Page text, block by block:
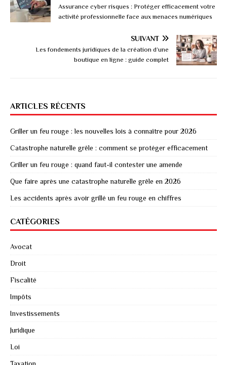
Assurance cyber risques : Protéger efficacement votre
activité professionnelle face aux menaces numériques
SUIVANT
Les fondements juridiques de la création d’une
boutique en ligne : guide complet
ARTICLES RÉCENTS
Griller un feu rouge : les nouvelles lois à connaître pour 2026
Catastrophe naturelle grêle : comment se protéger efficacement
Griller un feu rouge : quand faut-il contester une amende
Que faire après une catastrophe naturelle grêle en 2026
Les accidents après avoir grillé un feu rouge en chiffres
CATÉGORIES
Avocat
Droit
Fiscalité
Impôts
Investissements
Juridique
Loi